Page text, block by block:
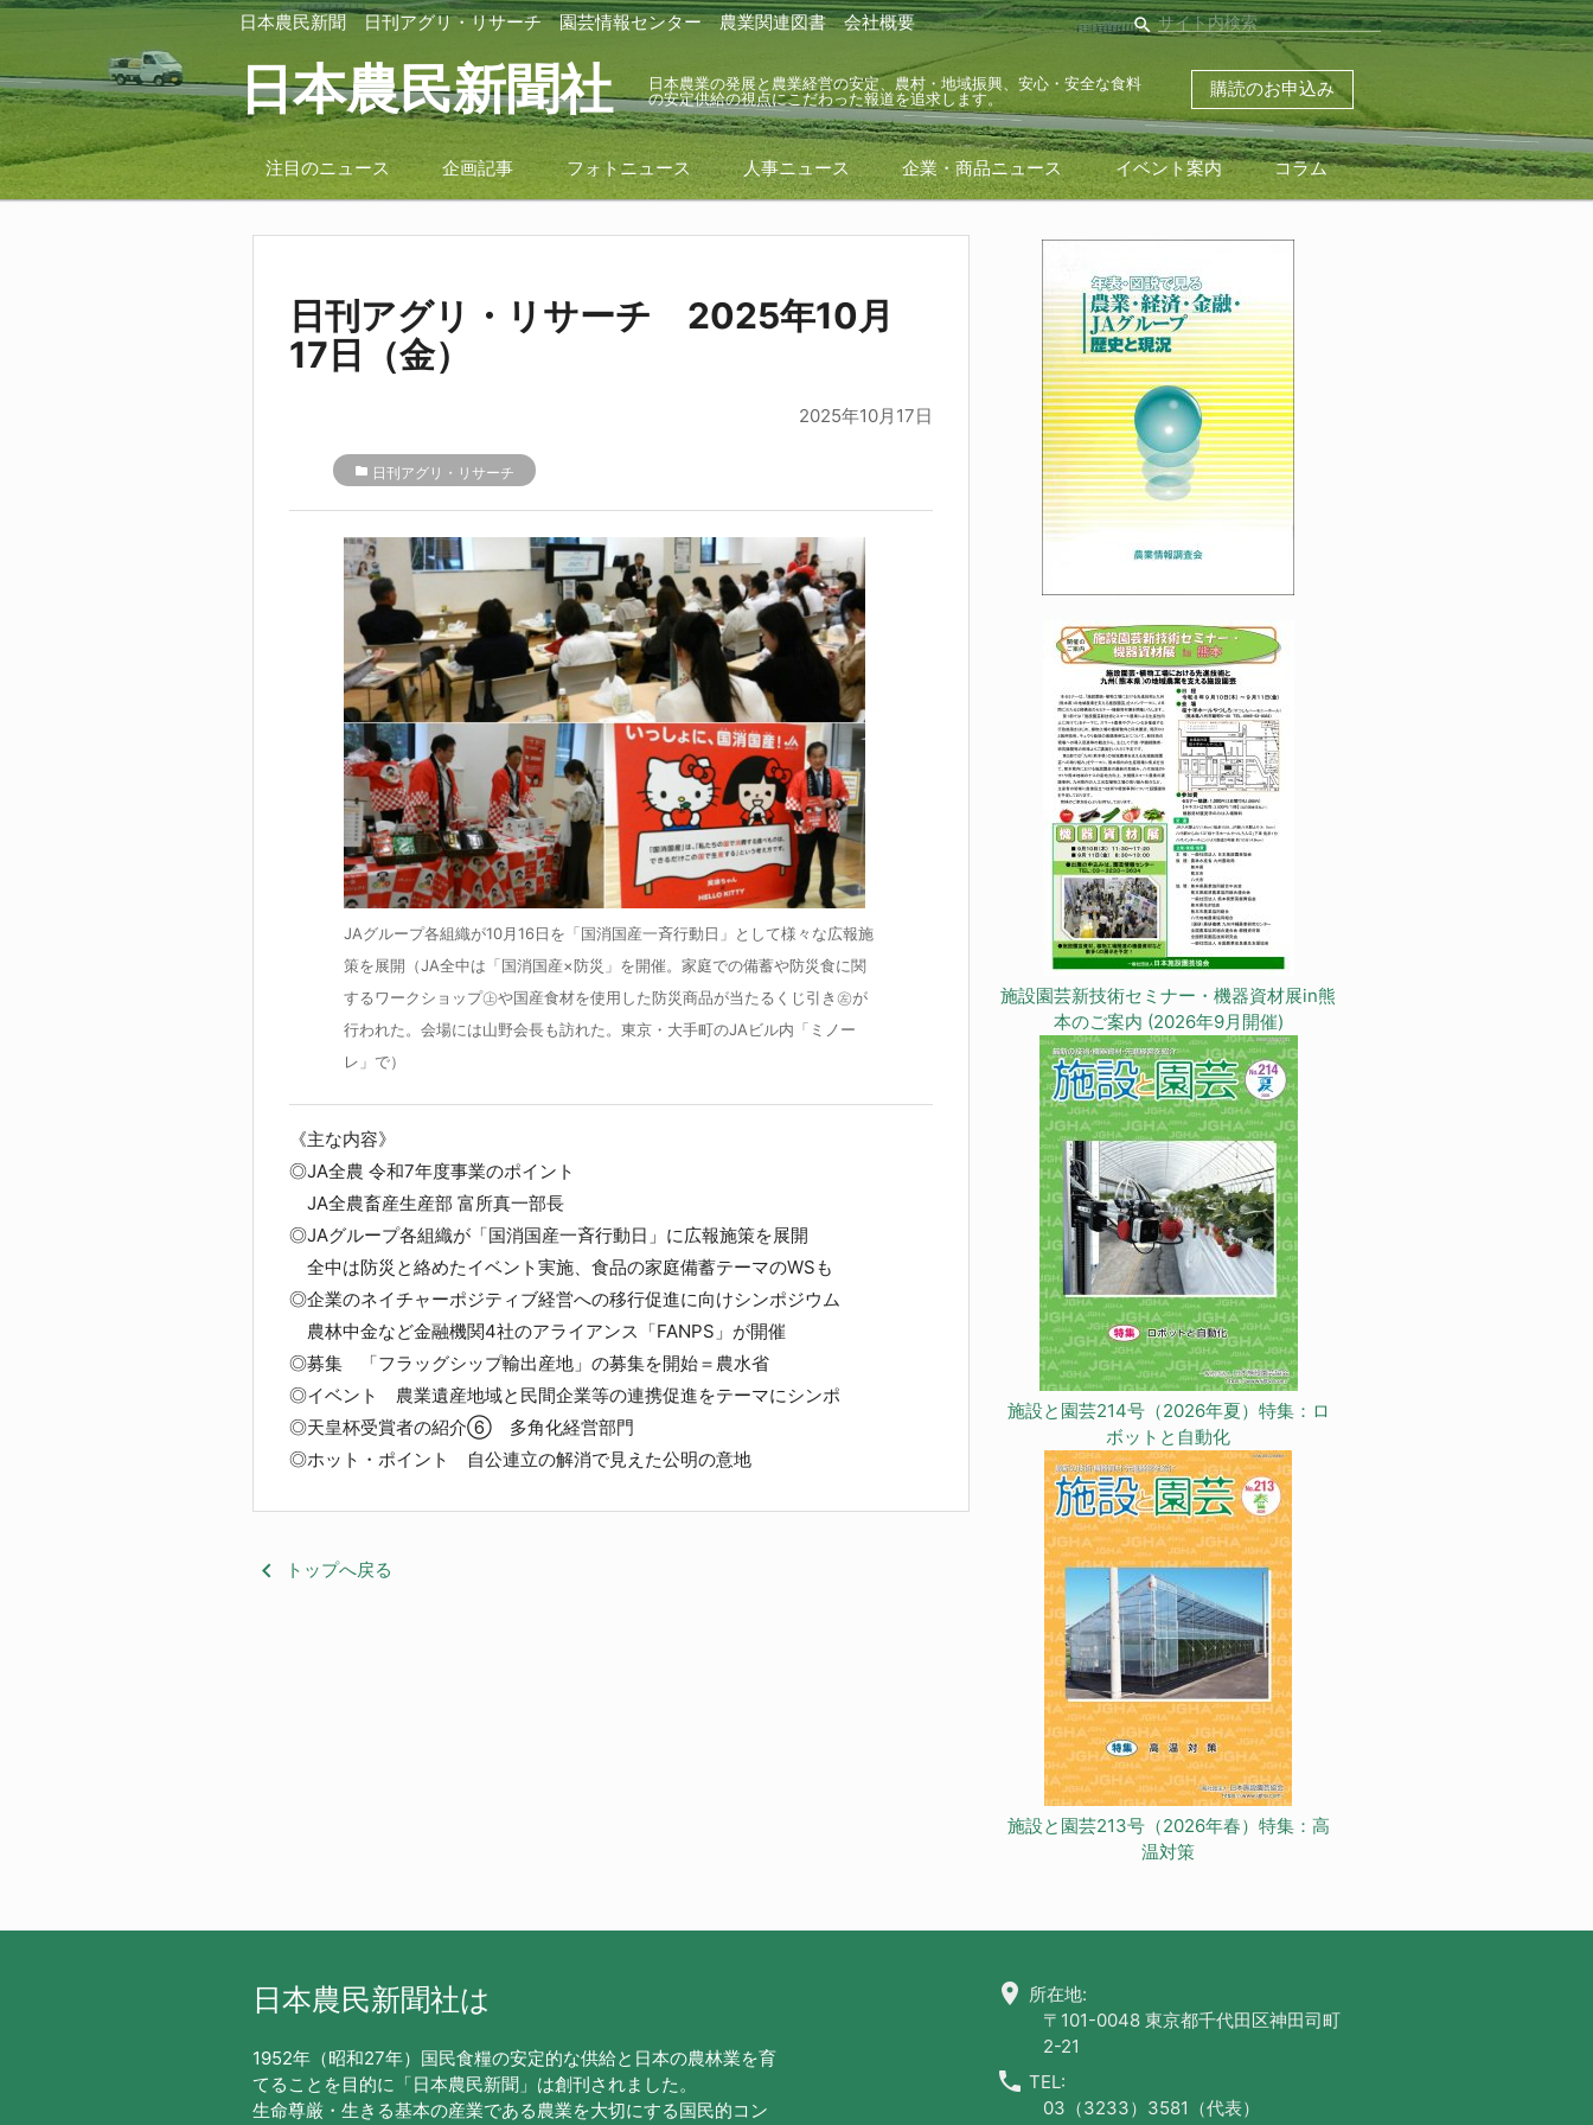
日本農民新聞 日刊アグリ・リサーチ 園芸情報センター 農業関連図書 会社概要 search
日本農民新聞社
日本農業の発展と農業経営の安定、農村・地域振興、安心・安全な食料
の安定供給の視点にこだわった報道を追求します。
購読のお申込み
注目のニュース 企画記事 フォトニュース 人事ニュース 企業・商品ニュース イベント案内 コラム
日刊アグリ・リサーチ 2025年10月
17日（金）
2025年10月17日
folder 日刊アグリ・リサーチ
JAグループ各組織が10月16日を「国消国産一斉行動日」として様々な広報施
策を展開（JA全中は「国消国産×防災」を開催。家庭での備蓄や防災食に関
するワークショップ㊤や国産食材を使用した防災商品が当たるくじ引き㊧が
行われた。会場には山野会長も訪れた。東京・大手町のJAビル内「ミノー
レ」で）
《主な内容》
◎JA全農 令和7年度事業のポイント
JA全農畜産生産部 富所真一部長
◎JAグループ各組織が「国消国産一斉行動日」に広報施策を展開
全中は防災と絡めたイベント実施、食品の家庭備蓄テーマのWSも
◎企業のネイチャーポジティブ経営への移行促進に向けシンポジウム
農林中金など金融機関4社のアライアンス「FANPS」が開催
◎募集 「フラッグシップ輸出産地」の募集を開始＝農水省
◎イベント 農業遺産地域と民間企業等の連携促進をテーマにシンポ
◎天皇杯受賞者の紹介⑥ 多角化経営部門
◎ホット・ポイント 自公連立の解消で見えた公明の意地
keyboard_arrow_left トップへ戻る
施設園芸新技術セミナー・機器資材展in熊
本のご案内 (2026年9月開催)
施設と園芸214号（2026年夏）特集：ロ
ボットと自動化
施設と園芸213号（2026年春）特集：高
温対策
日本農民新聞社は
1952年（昭和27年）国民食糧の安定的な供給と日本の農林業を育
てることを目的に「日本農民新聞」は創刊されました。
生命尊厳・生きる基本の産業である農業を大切にする国民的コン
location_on 所在地:
〒101-0048 東京都千代田区神田司町
2-21
call TEL:
03（3233）3581（代表）